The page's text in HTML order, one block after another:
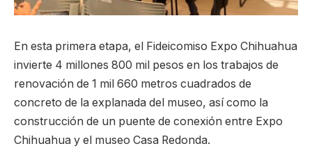
En esta primera etapa, el Fideicomiso Expo Chihuahua
invierte 4 millones 800 mil pesos en los trabajos de
renovación de 1 mil 660 metros cuadrados de
concreto de la explanada del museo, así como la
construcción de un puente de conexión entre Expo
Chihuahua y el museo Casa Redonda.